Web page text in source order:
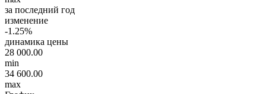
за последний год
изменение
-1.25%
динамика цены
28 000.00
min
34 600.00
max